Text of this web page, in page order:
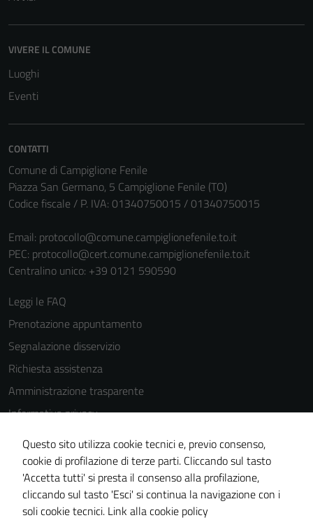
VIVERE IL COMUNE
Luoghi
Eventi
CONTATTI
Comune di Campiglione Fenile
Piazza San Germano, 5 Campiglione Fenile (TO)
Codice fiscale / P. IVA: 01340750015 / 01340750015
Email: protocollo@comune.campiglionefenile.to.it
PEC: protocollo@cert.comune.campiglionefenile.to.it
Centralino unico: +39 0121 590590
Leggi le FAQ
Prenotazione appuntamento
Segnalazione disservizio
Richiesta assistenza
Amministrazione trasparente
Informativa privacy
Cookie Policy
Note legali
Dichiarazione di accessibilità
Piano di miglioramento del sito
Questo sito utilizza cookie tecnici e, previo consenso,
cookie di profilazione di terze parti. Cliccando sul tasto
'Accetta tutti' si presta il consenso alla profilazione,
cliccando sul tasto 'Esci' si continua la navigazione con i
soli cookie tecnici. Link alla cookie policy